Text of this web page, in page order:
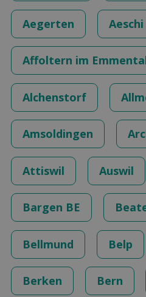
Aegerten
Affoltern im
Alchenstorf
Amsoldingen
Attiswil Auswil
Bargen BE
Bellmund Belp
Berken Bern